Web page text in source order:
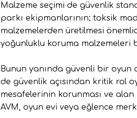
Malzeme seçimi de güvenlik
parkı ekipmanlarının; toksik
malzemelerden üretilmesi
yoğunluklu koruma malzemeleri
Bunun yanında güvenli bir oyun
de güvenlik açısından kritik rol
mesafelerinin korunması ve
AVM, oyun evi veya eğlence